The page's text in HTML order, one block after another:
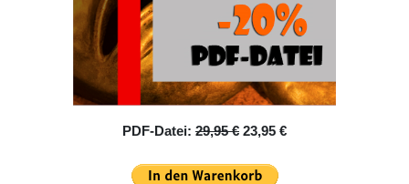
PDF-Datei: 29,95 € 23,95 €